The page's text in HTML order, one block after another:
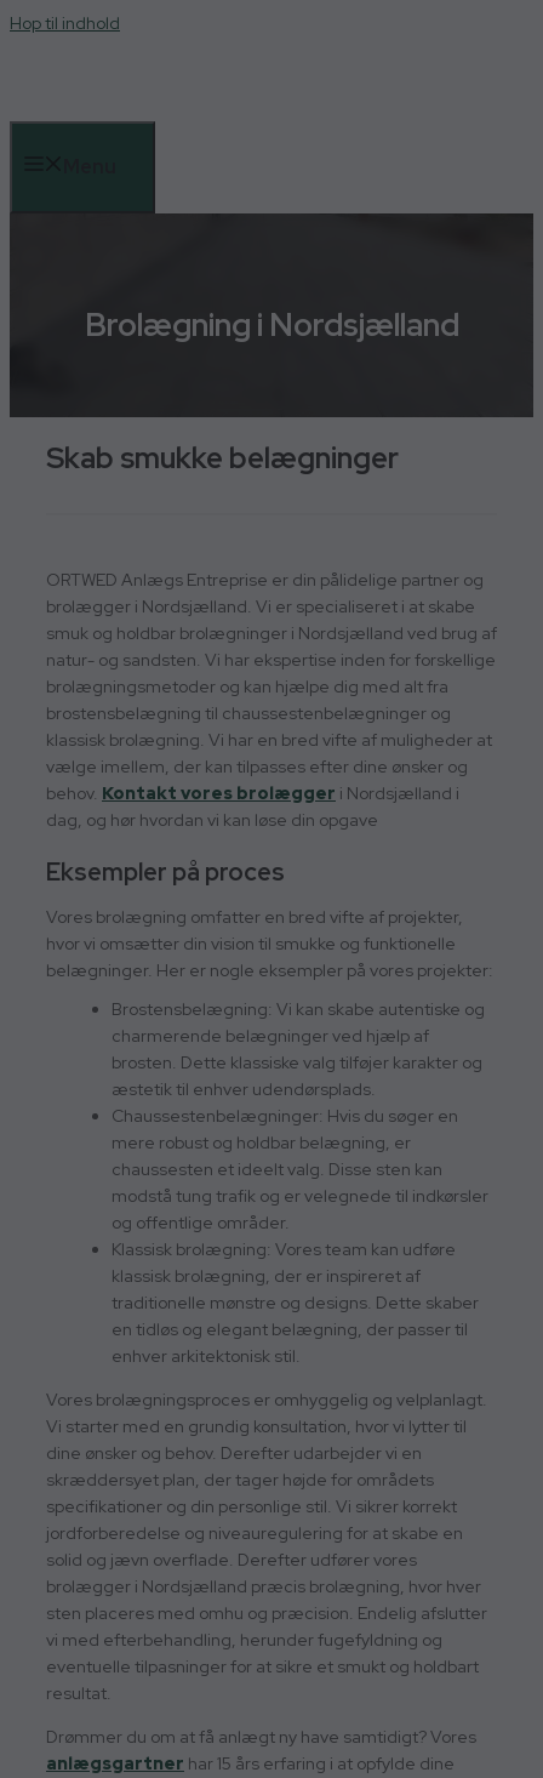
Hop til indhold
Brolægning i Nordsjælland
Skab smukke belægninger
ORTWED Anlægs Entreprise er din pålidelige partner og
brolægger i Nordsjælland. Vi er specialiseret i at skabe
smuk og holdbar brolægninger i Nordsjælland ved brug af
natur- og sandsten. Vi har ekspertise inden for forskellige
brolægningsmetoder og kan hjælpe dig med alt fra
brostensbelægning til chaussestenbelægninger og
klassisk brolægning. Vi har en bred vifte af muligheder at
vælge imellem, der kan tilpasses efter dine ønsker og
behov. Kontakt vores brolægger i Nordsjælland i
dag, og hør hvordan vi kan løse din opgave
Eksempler på proces
Vores brolægning omfatter en bred vifte af projekter,
hvor vi omsætter din vision til smukke og funktionelle
belægninger. Her er nogle eksempler på vores projekter:
Brostensbelægning: Vi kan skabe autentiske og
charmerende belægninger ved hjælp af
brosten. Dette klassiske valg tilføjer karakter og
æstetik til enhver udendørsplads.
Chaussestenbelægninger: Hvis du søger en
mere robust og holdbar belægning, er
chaussesten et ideelt valg. Disse sten kan
modstå tung trafik og er velegnede til indkørsler
og offentlige områder.
Klassisk brolægning: Vores team kan udføre
klassisk brolægning, der er inspireret af
traditionelle mønstre og designs. Dette skaber
en tidløs og elegant belægning, der passer til
enhver arkitektonisk stil.
Vores brolægningsproces er omhyggelig og velplanlagt.
Vi starter med en grundig konsultation, hvor vi lytter til
dine ønsker og behov. Derefter udarbejder vi en
skræddersyet plan, der tager højde for områdets
specifikationer og din personlige stil. Vi sikrer korrekt
jordforberedelse og niveauregulering for at skabe en
solid og jævn overflade. Derefter udfører vores
brolægger i Nordsjælland præcis brolægning, hvor hver
sten placeres med omhu og præcision. Endelig afslutter
vi med efterbehandling, herunder fugefyldning og
eventuelle tilpasninger for at sikre et smukt og holdbart
resultat.
Drømmer du om at få anlægt ny have samtidigt? Vores
anlægsgartner har 15 års erfaring i at opfylde dine